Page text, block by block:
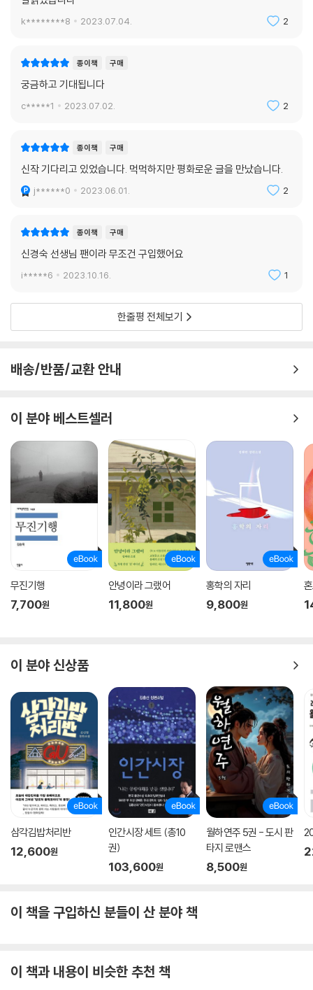
어느 순간 예기치 않은 일들로 삶의 방향이 틀어져버린 사람들의 작별이
가 어디에 도착할지는 알 수 없는 일이다. 당신이 수신하기를 바란다. 그들
의 간절한 발신음들이 당신을 만나 서로 손이 닿기를. 희망을 안고 탔던 배
아치는 바다 위 알 수 없는 곳에 우리를 내려놓고 부서져버리기도 한다. 그
이라는 말을 당신에게 하고 싶었는지도. 부서지려는 사람에게 내가 할 수
있는 게 고작 이 독백형의 세통의 편지를 쓰게 하는 일뿐이었다. 다만 쓰는
읽는 당신도 한발짝 앞으로 나아가보고 싶은 마음이 들기를.
(…) 나는 메말라가지만 내가 어떤 글을 쓰든 그 글들이 종내는 작별 옆에
서 있는 사람들의 어깨를 보듬어주는 온기를 품고 있기를 바라본다. 그리
하여 당신이 사랑한 것, 마음이 묻어 있는 것들과 온전하게 작별할 수 있기
를. 지금 내게는 작별하는 일이 인생 같다.
신경숙 씀
k********8 2023.07.04. 2
종이책 구매
궁금하고 기대됩니다
c*****1 2023.07.02. 2
종이책 구매
신작 기다리고 있었습니다. 먹먹하지만 평화로운 글을 만났습니다.
j******0 2023.06.01. 2
종이책 구매
신경숙 선생님 팬이라 무조건 구입했어요
i*****6 2023.10.16. 1
한줄평 전체보기
배송/반품/교환 안내
이 분야 베스트셀러
무진기행
7,700원
안녕이라 그랬어
11,800원
홍학의 자리
9,800원
이 분야 신상품
삼각김밥처리반
12,600원
인간시장 세트 (총10
권)
103,600원
월하연주 5권 - 도시 판
타지 로맨스
8,500원
이 책을 구입하신 분들이 산 분야 책
이 책과 내용이 비슷한 추천 책